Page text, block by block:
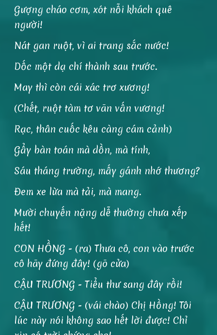
Gượng cháo cơm, xót nỗi khách quê
người!
Nát gan ruột, vì ai trang sắc nước!
Dốc một dạ chí thành sau trước.
May thì còn cái xác trơ xương!
(Chết, ruột tàm tơ vãn vấn vương!
Rạc, thân cuốc kêu càng cám cảnh)
Gẩy bàn toán mà dồn, mà tính,
Sáu tháng trường, mấy gánh nhớ thương?
Đem xe lừa mà tải, mà mang.
Mười chuyến nặng dễ thường chưa xếp
hết!
CON HỒNG - (ra) Thưa cô, con vào trước
cô hãy đứng đây! (gõ cửa)
CẬU TRƯƠNG - Tiểu thư sang đây rồi!
CẬU TRƯƠNG - (vái chào) Chị Hồng! Tôi
lúc này nói không sao hết lời được! Chỉ